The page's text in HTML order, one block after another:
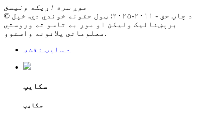
موږ سره اړیکه ونیسئ
© د چاپ حق - ۲۰۱۱-۲۰۲۵: ټول حقونه خوندي دي. خپل
برېښنالیک ولیکئ او موږ به تاسو ته وروستي
معلوماتي پلانونه واستوو.
د سایټ نقشه
سکایپ
سکایپ